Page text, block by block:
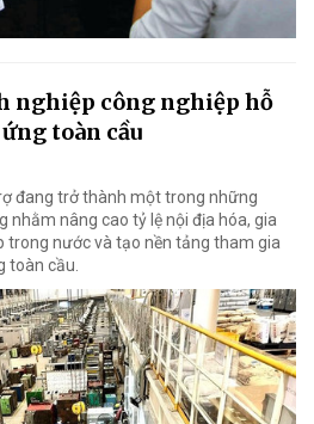
nghiệp công nghiệp hỗ
toàn cầu
đang trở thành một trong những
nhằm nâng cao tỷ lệ nội địa hóa, gia
trong nước và tạo nền tảng tham gia
toàn cầu.